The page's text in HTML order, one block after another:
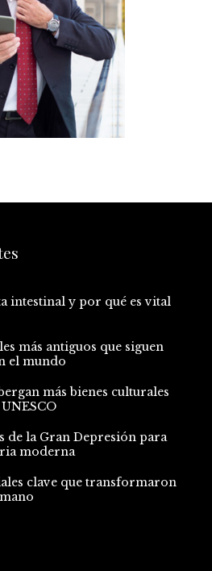
intestinal y por qué es vital
más antiguos que siguen
el mundo
más bienes culturales
de la Gran Depresión para
moderna
clave que transformaron